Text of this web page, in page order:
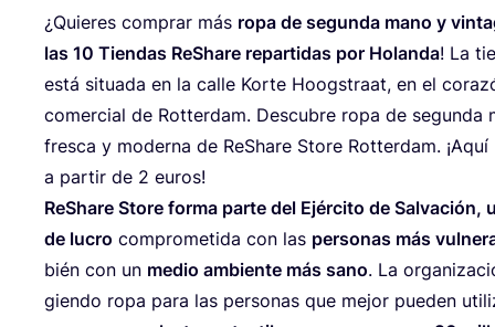
¿Quie­res com­prar más ropa de segun­da mano y
las 10 Tien­das ReSha­re repar­ti­das por Holan­da! La
está situa­da en la calle Kor­te Hoogs­traat, en el
comer­cial de Rot­ter­dam. Des­cu­bre ropa de segun­da
fres­ca y moder­na de ReSha­re Sto­re Rot­ter­dam.
a par­tir de 2 euros!
ReSha­re Sto­re for­ma par­te del Ejér­ci­to de
de lucro com­pro­me­ti­da con las per­so­nas más
bién con un medio ambien­te más sano. La
gien­do ropa para las per­so­nas que mejor pue­den